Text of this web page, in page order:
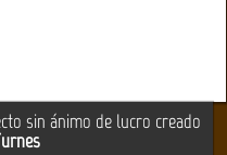
sin ánimo de lucro creado